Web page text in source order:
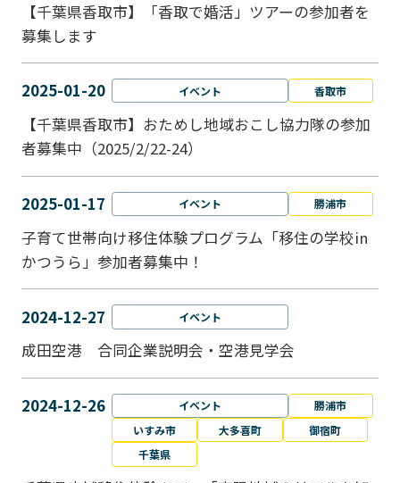
【千葉県香取市】「香取で婚活」ツアーの参加者を
募集します
2025-01-20 イベント 香取市
【千葉県香取市】おためし地域おこし協力隊の参加
者募集中（2025/2/22-24）
2025-01-17 イベント 勝浦市
子育て世帯向け移住体験プログラム「移住の学校in
かつうら」参加者募集中！
2024-12-27 イベント
成田空港 合同企業説明会・空港見学会
2024-12-26 イベント
勝浦市
いすみ市
大多喜町
御宿町
千葉県